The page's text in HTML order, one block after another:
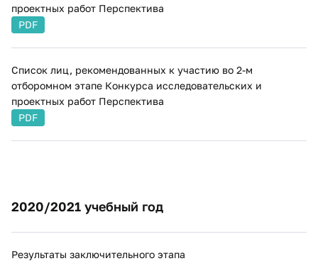
проектных работ Перспектива
PDF
Список лиц, рекомендованных к участию во 2-м
отборомном этапе Конкурса исследовательских и
проектных работ Перспектива
PDF
​2020/2021 учебный год
Результаты заключительного этапа